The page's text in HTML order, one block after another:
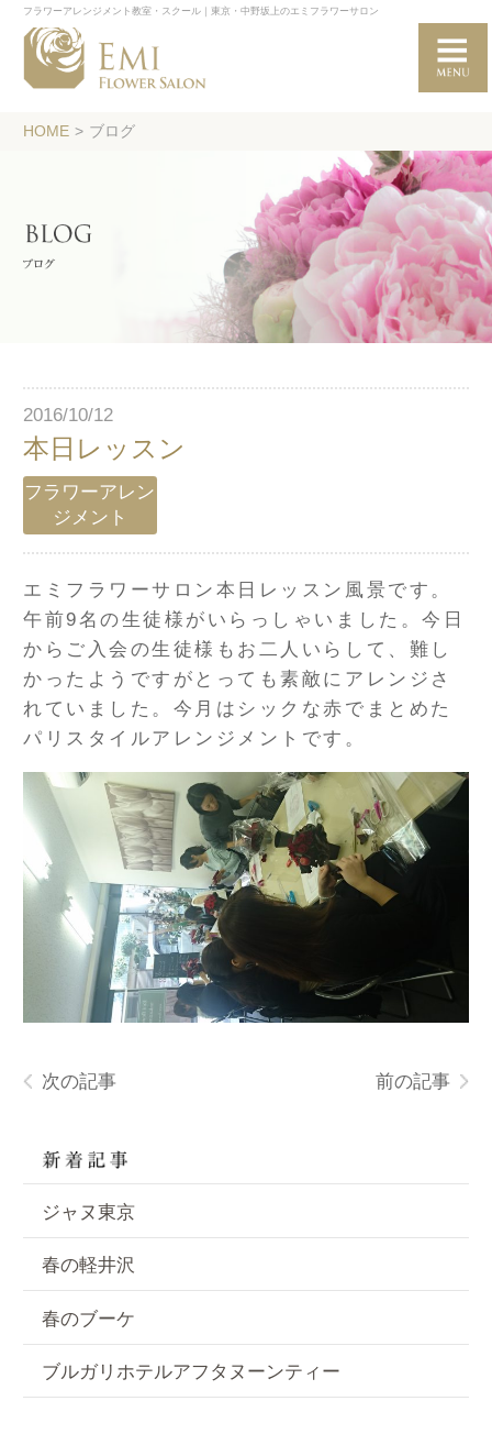
フラワーアレンジメント教室・スクール｜東京・中野坂上のエミフラワーサロン
HOME > ブログ
2016/10/12
本日レッスン
フラワーアレン
ジメント
エミフラワーサロン本日レッスン風景です。
午前9名の生徒様がいらっしゃいました。今日
からご入会の生徒様もお二人いらして、難し
かったようですがとっても素敵にアレンジさ
れていました。今月はシックな赤でまとめた
パリスタイルアレンジメントです。
次の記事 前の記事
ジャヌ東京
春の軽井沢
春のブーケ
ブルガリホテルアフタヌーンティー